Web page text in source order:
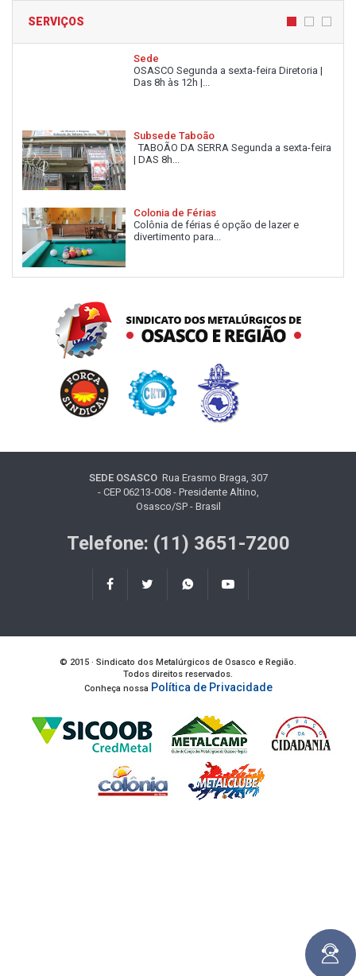
SERVIÇOS
Sede
OSASCO Segunda a sexta-feira Diretoria |
Das 8h às 12h |...
Subsede Taboão
TABOÃO DA SERRA Segunda a sexta-feira
| DAS 8h...
Colonia de Férias
Colônia de férias é opção de lazer e
divertimento para...
SEDE OSASCORua Erasmo Braga, 307
- CEP 06213-008 - Presidente Altino,
Osasco/SP - Brasil
Telefone: (11) 3651-7200
© 2015 · Sindicato dos Metalúrgicos de Osasco e Região.
Todos direitos reservados.
Conheça nossa Política de Privacidade